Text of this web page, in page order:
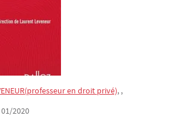
(professeur en droit privé), ,
01/2020